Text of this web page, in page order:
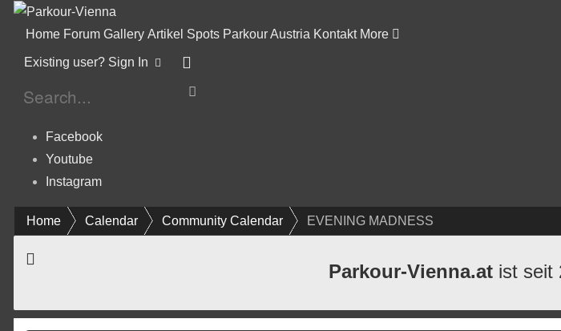
Home Forum Gallery Artikel Spots Parkour Austria Kontakt More
Existing user? Sign In
Facebook
Youtube
Instagram
Home Calendar Community Calendar EVENING MADNESS
Parkour-Vienna.at ist seit